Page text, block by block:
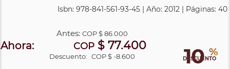
Isbn: 978-841-561-93-45 | Año: 2012 | Páginas: 40
10 %
DESCUENTO
Antes: COP$ 86.000
Ahora: COP $ 77.400
Descuento: COP $ -8.600